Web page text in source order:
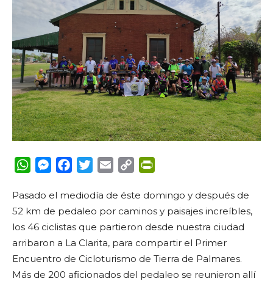
WhatsApp
Messenger
FacebookTwitterEmail Copy
Pasado el mediodía de éste domingo y después de
52 km de pedaleo por caminos y paisajes increíbles,
los 46 ciclistas que partieron desde nuestra ciudad
arribaron a La Clarita, para compartir el Primer
Encuentro de Cicloturismo de Tierra de Palmares.
Más de 200 aficionados del pedaleo se reunieron allí